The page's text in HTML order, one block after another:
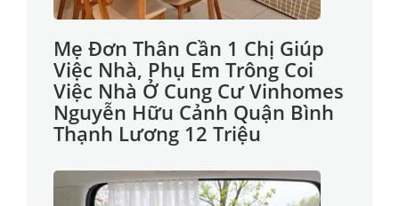
Mẹ Đơn Thân Cần 1 Chị Giúp
Việc Nhà, Phụ Em Trông Coi
Việc Nhà Ở Cung Cư Vinhomes
Nguyễn Hữu Cảnh Quận Bình
Thạnh Lương 12 Triệu